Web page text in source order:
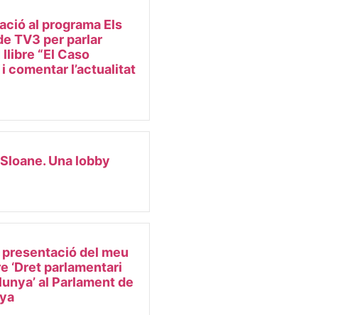
al programa Els
TV3 per parlar
“El Caso
i comentar l’actualitat
Una lobby
del meu
‘Dret parlamentari
al Parlament de